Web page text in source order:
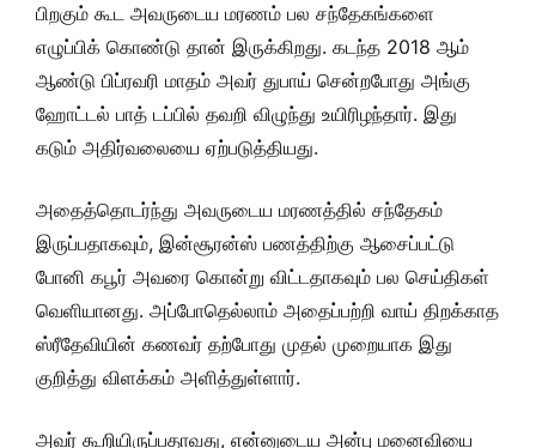
பிறகும் கூட அவருடைய மரணம் பல சந்தேகங்களை
எழுப்பிக் கொண்டு தான் இருக்கிறது. கடந்த 2018 ஆம்
ஆண்டு பிப்ரவரி மாதம் அவர் துபாய் சென்றபோது அங்கு
ஹோட்டல் பாத் டப்பில் தவறி விழுந்து உயிரிழந்தார். இது
கடும் அதிர்வலையை ஏற்படுத்தியது.
அதைத்தொடர்ந்து அவருடைய மரணத்தில் சந்தேகம்
இருப்பதாகவும், இன்சூரன்ஸ் பணத்திற்கு ஆசைப்பட்டு
போனி கபூர் அவரை கொன்று விட்டதாகவும் பல செய்திகள்
வெளியானது. அப்போதெல்லாம் அதைப்பற்றி வாய் திறக்காத
ஸ்ரீதேவியின் கணவர் தற்போது முதல் முறையாக இது
குறித்து விளக்கம் அளித்துள்ளார்.
அவர் கூறியிருப்பதாவது, என்னுடைய அன்பு மனைவியை